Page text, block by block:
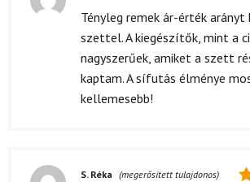
Tényleg remek ár-érték
szettel. A kiegészítők, mint a
nagyszerűek, amiket a szett
kaptam. A sífutás élménye
kellemesebb!
S. Réka (megerősített tulajdonos)